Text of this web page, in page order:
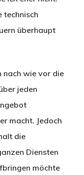
technisch
überhaupt
nach wie vor die
jeden
macht. Jedoch
die
Diensten
möchte